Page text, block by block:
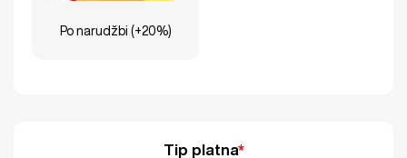
Po narudžbi (+20%)
Tip platna*